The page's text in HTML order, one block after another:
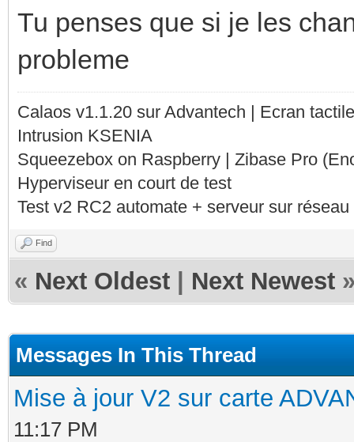
Tu penses que si je les
probleme
Calaos v1.1.20 sur Advantech | Ecran
Intrusion KSENIA
Squeezebox on Raspberry | Zibase Pro
Hyperviseur en court de test
Test v2 RC2 automate + serveur sur
Find
« Next Oldest Next Newest
Messages In This Thread
Mise à jour V2 sur carte
11:17 PM